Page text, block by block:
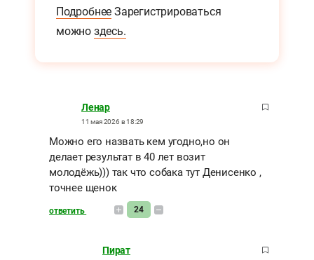
Подробнее Зарегистрироваться
можно здесь.
Ленар
11 мая 2026 в 18:29
Можно его назвать кем угодно,но он
делает результат в 40 лет возит
молодёжь))) так что собака тут Денисенко ,
точнее щенок
ответить 24
Пират